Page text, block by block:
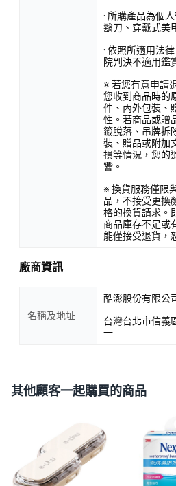
· 所購產品為個
鬍刀、穿戴式美
· 依照所適用法
院判決不適用鑑
※ 若您有意申請
您收到商品時的
件、內外包裝、
性。若商品或贈
籤脫落、吊牌拆
裝、贈品或附加
損等情況，您的
響。
※ 換貨服務僅限
品，不接受更換
格的換貨請求。
商品庫存不足或
能僅接受退貨，
廠商資訊
名稱及地址
酷澎股份有限公
台灣台北市信義
一
其他顧客一起購買的商品